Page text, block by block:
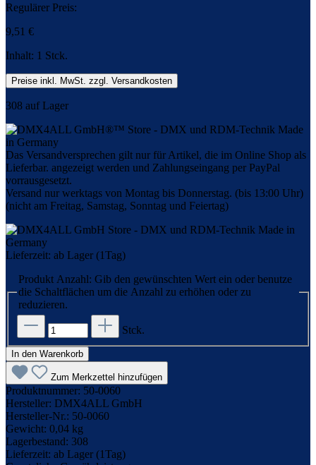
Regulärer Preis:
9,51 €
Inhalt: 1 Stck.
Preise inkl. MwSt. zzgl. Versandkosten
308 auf Lager
Das Versandversprechen gilt nur für Artikel, die im Online Shop als
Lieferbar. angezeigt werden und Zahlungseingang per PayPal
vorrausgesetzt.
Versand nur werktags von Montag bis Donnerstag. (bis 13:00 Uhr)
(nicht am Freitag, Samstag, Sonntag und Feiertag)
Lieferzeit: ab Lager (1Tag)
Produkt Anzahl: Gib den gewünschten Wert ein oder benutze
die Schaltflächen um die Anzahl zu erhöhen oder zu
reduzieren.
Stck.
In den Warenkorb
Zum Merkzettel hinzufügen
Produktnummer: 50-0060
Hersteller: DMX4ALL GmbH
Hersteller-Nr.: 50-0060
Gewicht: 0,04 kg
Lagerbestand: 308
Lieferzeit: ab Lager (1Tag)